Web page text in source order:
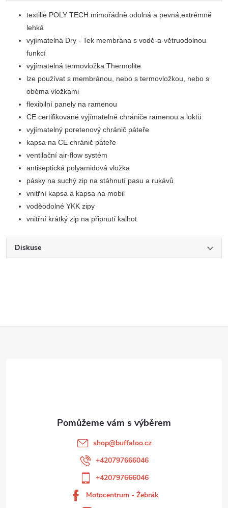
textilie POLY TECH mimořádně odolná a pevná,extrémně
lehká
vyjímatelná Dry - Tek membrána s vodě-a-větruodolnou
funkcí
vyjímatelná termovložka Thermolite
lze používat s membránou, nebo s termovložkou, nebo s
oběma vložkami
flexibilní panely na ramenou
CE certifikované vyjímatelné chrániče ramenou a loktů
vyjímatelný poretenový chránič páteře
kapsa na CE chránič páteře
ventilační air-flow systém
antiseptická polyamidová vložka
pásky na suchý zip na stáhnutí pasu a rukávů
vnitřní kapsa a kapsa na mobil
voděodolné YKK zipy
vnitřní krátký zip na připnutí kalhot
Diskuse
shop@buffaloo.cz
+420797666046
+420797666046
Motocentrum - Žebrák